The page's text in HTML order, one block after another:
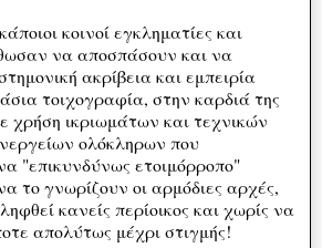
κοινοί εγκληματίες και
να αποσπάσουν και να
ακρίβεια και εμπειρία
τοιχογραφία, στην καρδιά της
χρήση ικριωμάτων και τεχνικών
ολόκληρων που
"επικυνδύνως ετοιμόρροπο"
το γνωρίζουν οι αρμόδιες αρχές,
κανείς περίοικος και χωρίς να
απολύτως μέχρι στιγμής!